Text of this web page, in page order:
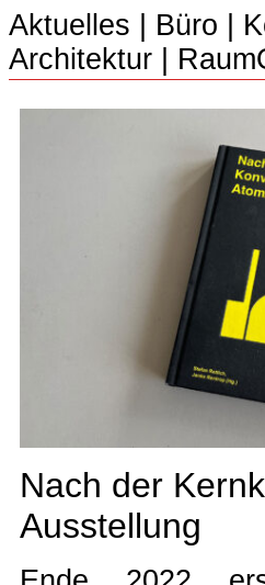
Aktuelles Büro
Architektur
Nach der
Ausstellung